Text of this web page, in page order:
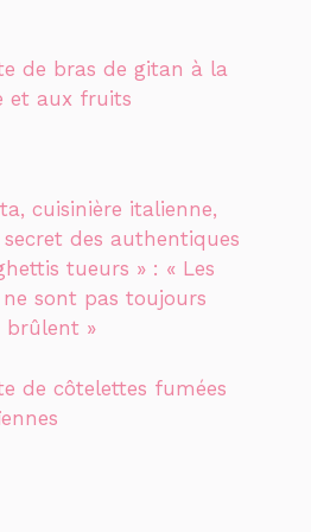
de bras de gitan à la
et aux fruits
cuisinière italienne,
des authentiques
tueurs » : « Les
sont pas toujours
brûlent »
de côtelettes fumées